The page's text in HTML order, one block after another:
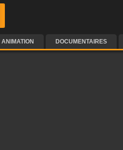
ANIMATION DOCUMENTAIRES